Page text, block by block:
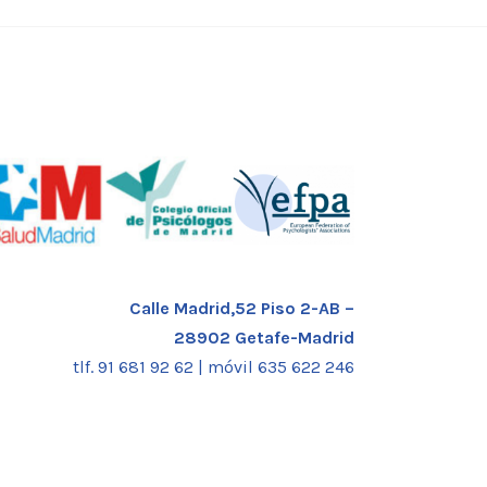
Calle Madrid,52 Piso 2-AB –
28902 Getafe-Madrid
tlf. 91 681 92 62 | móvil 635 622 246